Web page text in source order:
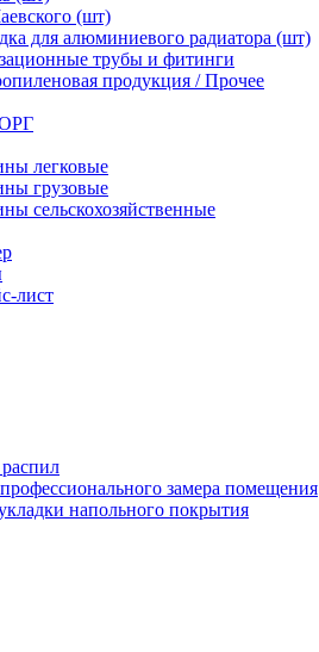
(шт)
для алюминиевого радиатора (шт)
трубы и фитинги
продукция / Прочее
легковые
грузовые
сельскохозяйственные
лист
замера помещения
напольного покрытия